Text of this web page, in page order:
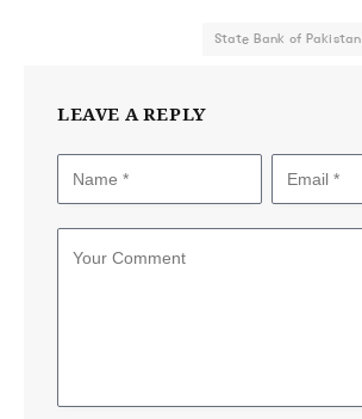
State Bank of Pakistan
LEAVE A REPLY